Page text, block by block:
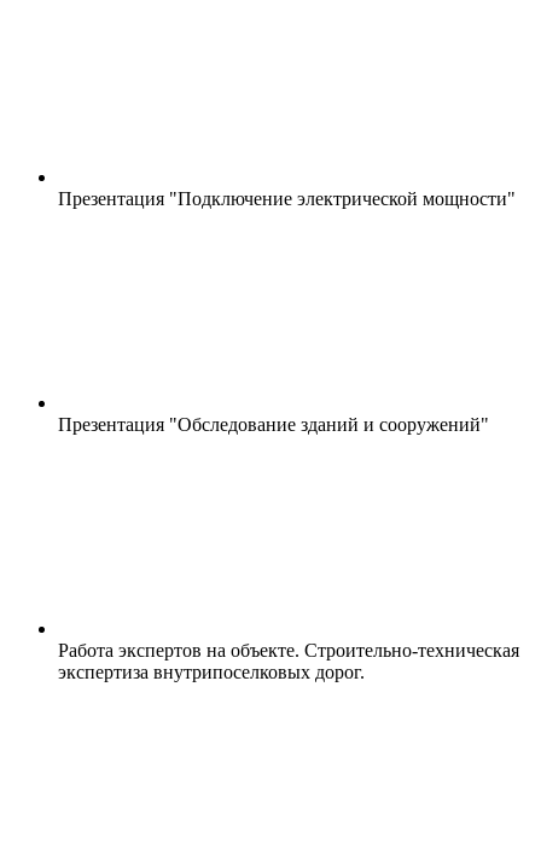
Презентация "Подключение электрической мощности"
Презентация "Обследование зданий и сооружений"
Работа экспертов на объекте. Строительно-техническая
экспертиза внутрипоселковых дорог.